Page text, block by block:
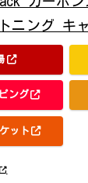
ニング キ
ング
ット